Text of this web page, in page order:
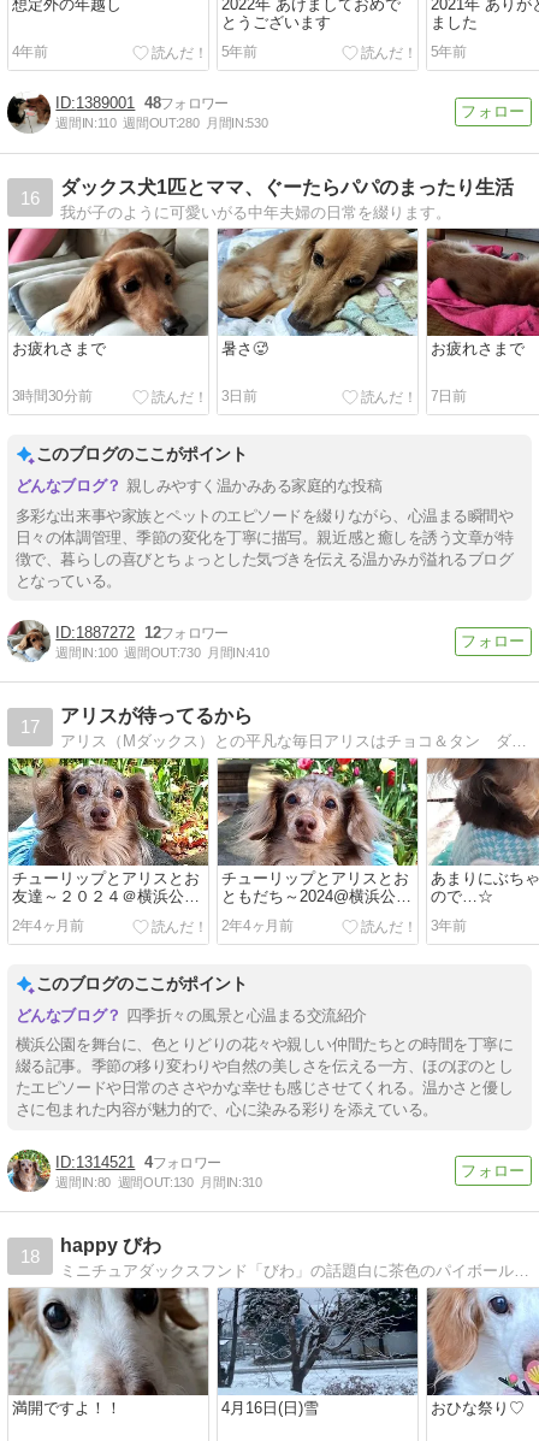
想定外の年越し
4年前
2022年 あけましておめで
とうございます
5年前
2021年 ありが
ました
5年前
1389001 48
週間IN:110 週間OUT:280 月間IN:530
16
ダックス犬1匹とママ、ぐーたらパパのまったり生活
我が子のように可愛いがる中年夫婦の日常を綴ります。
お疲れさまで
3時間30分前
暑さ🥵
3日前
お疲れさまで
7日前
このブログのここがポイント
親しみやすく温かみある家庭的な投稿
多彩な出来事や家族とペットのエピソードを綴りながら、心温まる瞬間や
日々の体調管理、季節の変化を丁寧に描写。親近感と癒しを誘う文章が特
徴で、暮らしの喜びとちょっとした気づきを伝える温かみが溢れるブログ
となっている。
1887272 12
週間IN:100 週間OUT:730 月間IN:410
17
アリスが待ってるから
アリス（Mダックス）との平凡な毎日アリスはチョコ＆タン ダップルの２歳になったばかりの女の子です。
チューリップとアリスとお
友達～２０２４＠横浜公園
②
2年4ヶ月前
チューリップとアリスとお
ともだち～2024@横浜公園
①☆
2年4ヶ月前
あまりにぶち
ので…☆
3年前
このブログのここがポイント
四季折々の風景と心温まる交流紹介
横浜公園を舞台に、色とりどりの花々や親しい仲間たちとの時間を丁寧に
綴る記事。季節の移り変わりや自然の美しさを伝える一方、ほのぼのとし
たエピソードや日常のささやかな幸せも感じさせてくれる。温かさと優し
さに包まれた内容が魅力的で、心に染みる彩りを添えている。
1314521 4
週間IN:80 週間OUT:130 月間IN:310
18
happy びわ
ミニチュアダックスフンド「びわ」の話題白に茶色のパイボールドのミニチュアダックス「びわ」の話題です
満開ですよ！！ 4月16日(日)雪 おひな祭り♡